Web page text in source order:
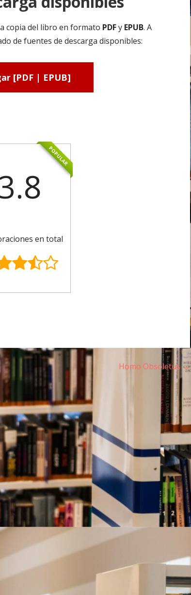
copia del libro en formato PDFy EPUB. A
de fuentes de descarga disponibles:
[PDF | EPUB]
POPULAR
en total
Homo Obsoletus →